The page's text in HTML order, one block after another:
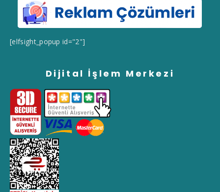
[elfsight_popup id="2"]
Dijital İşlem Merkezi